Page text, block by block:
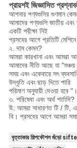
প্রায়শই জিজ্ঞাসিত
আপনার পণ্যগুলির গুণমান
আমাদের পণ্যগুলি জাতীয় এবং
একটি পরীক্ষা নিই
প্রসবের আগে প্রতিটি
২. দাম কেমন?
আমরা কারখানা এবং আমরা
আমাদের নীতি আছে যা
সময় এবং একেবারে সৎ
উদ্ধৃতি এবং ছাড় দিতে পারি
পরিমাণ অনুযায়ী দেওয়া হবে "।
৩. পরিষেবা এবং অর্থ শর্তাদি?
উ: আমরা সাধারণত টি / টি,
বি। প্রসবের আগে আমরা
বৃত্তাকার শিল্পকৌশল গুঁড়ো